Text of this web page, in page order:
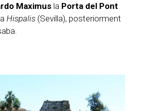
Maximus la Porta del Pont
Hispalis (Sevilla), posteriorment